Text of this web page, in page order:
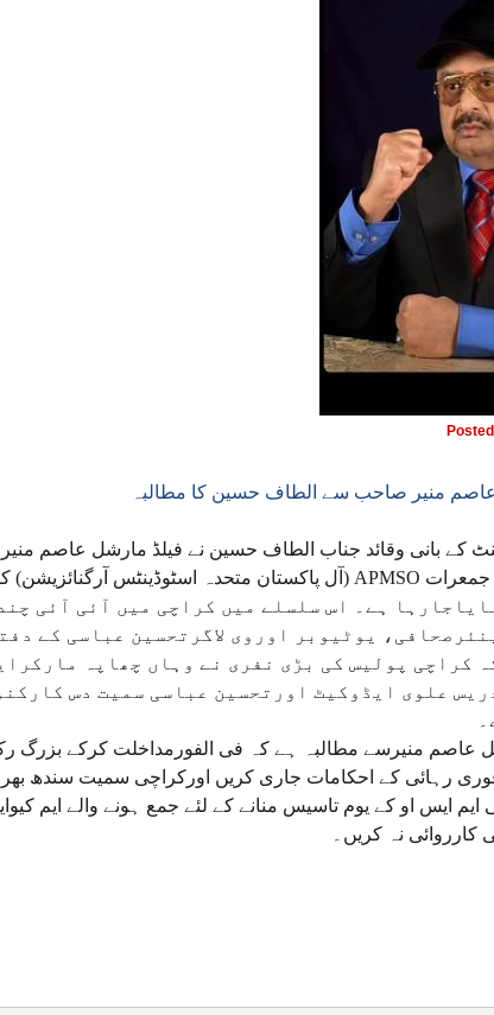
منیر صاحب سے الطاف حسین کا مطالبہ
کے بانی وقائد جناب الطاف حسین نے فیلڈ مارشل عاصم
ہے۔ اس سلسلے میں کراچی میں آئی آئی
یوٹیوبر اوروی لاگرتحسین عباسی کے
کراچی پولیس کی بڑی نفری نے وہاں چھاپہ
علوی ایڈوکیٹ اورتحسین عباسی سمیت دس
عاصم منیرسے مطالبہ ہے کہ فی الفورمداخلت کرکے بزرگ
رہائی کے احکامات جاری کریں اورکراچی سمیت سندھ بھر
ایم ایس او کے یوم تاسیس منانے کے لئے جمع ہونے والے ایم
نہ کریں۔